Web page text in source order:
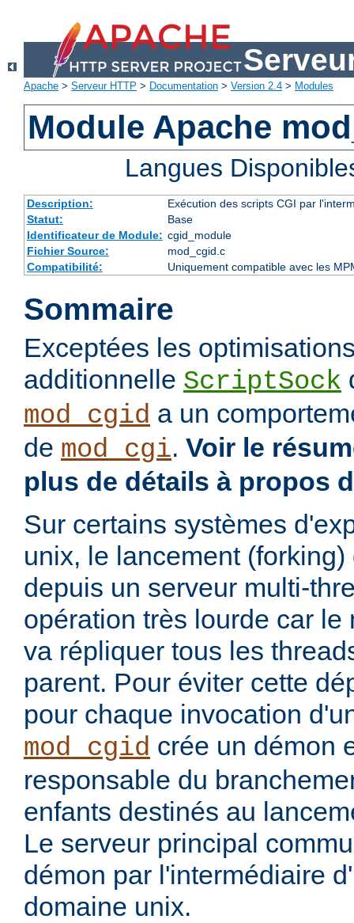
Apache > Serveur HTTP > Documentation > Version 2.4 > Modules
Module Apache
Langues
Description:
Exécution des scripts CGI par
Statut:
Base
Identificateur de Module: cgid_module
Fichier Source:
mod_cgid.c
Compatibilité:
Uniquement compatible avec les
Sommaire
Exceptées les
additionnelle ScriptSock
mod_cgid a un
de mod_cgi. Voir le
plus de détails à propos
Sur certains systèmes
unix, le lancement
depuis un serveur multi-
opération très lourde car
va répliquer tous les
parent. Pour éviter cette
pour chaque invocation
mod_cgid crée un démon
responsable du
enfants destinés au
Le serveur principal
démon par l'intermédiaire
domaine unix.